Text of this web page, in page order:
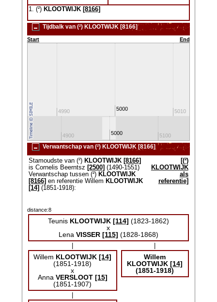
1. (²) KLOOTWIJK [8166]
Tijdbalk van (²) KLOOTWIJK [8166]
Start End
4990 5000 5010
4900 5000 5100
Verwantschap van (²) KLOOTWIJK [8166]
Stamoudste van (²) KLOOTWIJK [8166]
is Cornelis Beerntsz [2500] (1490-1551)
Verwantschap tussen (²) KLOOTWIJK
[8166] en referentie Willem KLOOTWIJK
[14] (1851-1918):
[(²)
KLOOTWIJK
als
referentie]
distance:8
Teunis KLOOTWIJK [114] (1823-1862)
x
Lena VISSER [115] (1828-1868)
Willem KLOOTWIJK [14]
(1851-1918)
x
Anna VERSLOOT [15]
(1851-1907)
Willem
KLOOTWIJK [14]
(1851-1918)